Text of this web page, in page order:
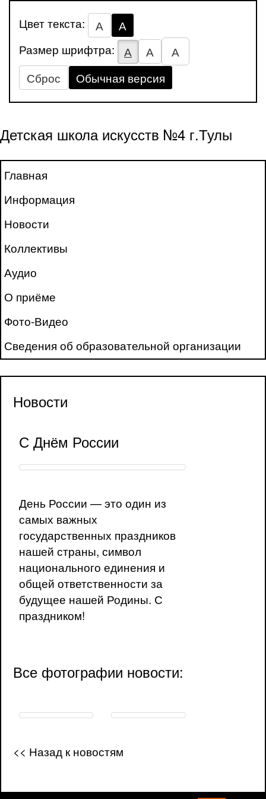
Цвет текста: А
А
Размер шрифтра:
А А
А
Сброс
Обычная версия
Детская школа искусств №4 г.Тулы
Главная
Информация
Новости
Коллективы
Аудио
О приёме
Фото-Видео
Сведения об образовательной организации
Новости
С Днём России
День России — это один из
самых важных
государственных праздников
нашей страны, символ
национального единения и
общей ответственности за
будущее нашей Родины. С
праздником!
Все фотографии новости:
<< Назад к новостям